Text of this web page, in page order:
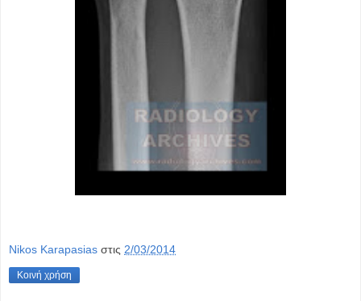
Nikos Karapasias στις 2/03/2014
Κοινή χρήση